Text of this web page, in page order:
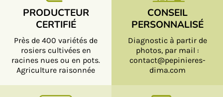
PRODUCTEUR
CERTIFIÉ
Près de 400 variétés de
rosiers cultivées en
racines nues ou en pots.
Agriculture raisonnée
CONSEIL
PERSONNALISÉ
Diagnostic à partir de
photos, par mail :
contact@pepinieres-
dima.com